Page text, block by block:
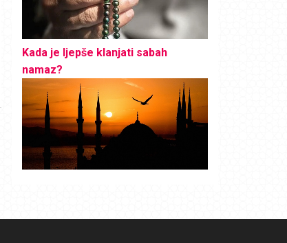
Kada je ljepše klanjati sabah
namaz?